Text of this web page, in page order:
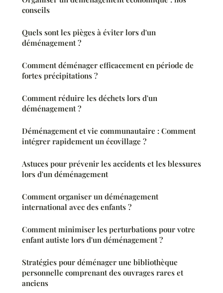
conseils
Quels sont les pièges à éviter lors d'un
déménagement ?
Comment déménager efficacement en période de
fortes précipitations ?
Comment réduire les déchets lors d'un
déménagement ?
Déménagement et vie communautaire : Comment
intégrer rapidement un écovillage ?
Astuces pour prévenir les accidents et les blessures
lors d'un déménagement
Comment organiser un déménagement
international avec des enfants ?
Comment minimiser les perturbations pour votre
enfant autiste lors d'un déménagement ?
Stratégies pour déménager une bibliothèque
personnelle comprenant des ouvrages rares et
anciens